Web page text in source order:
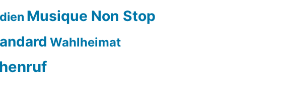
Musique Non Stop
Wahlheimat